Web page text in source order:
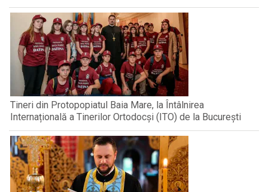
Tineri din Protopopiatul Baia Mare, la Întâlnirea
Internațională a Tinerilor Ortodocși (ITO) de la București